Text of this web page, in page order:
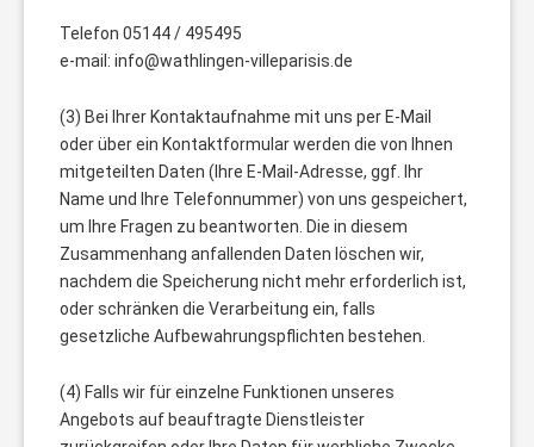
Telefon 05144 / 495495
e-mail: info@wathlingen-villeparisis.de
(3) Bei Ihrer Kontaktaufnahme mit uns per E-Mail
oder über ein Kontaktformular werden die von Ihnen
mitgeteilten Daten (Ihre E-Mail-Adresse, ggf. Ihr
Name und Ihre Telefonnummer) von uns gespeichert,
um Ihre Fragen zu beantworten. Die in diesem
Zusammenhang anfallenden Daten löschen wir,
nachdem die Speicherung nicht mehr erforderlich ist,
oder schränken die Verarbeitung ein, falls
gesetzliche Aufbewahrungspflichten bestehen.
(4) Falls wir für einzelne Funktionen unseres
Angebots auf beauftragte Dienstleister